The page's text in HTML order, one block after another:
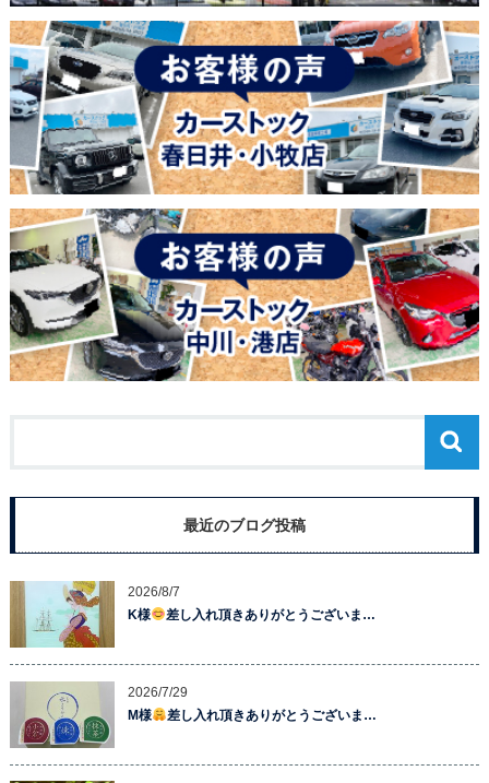
最近のブログ投稿
2026/8/7
K様
差し入れ頂きありがとうございま…
2026/7/29
M様
差し入れ頂きありがとうございま…